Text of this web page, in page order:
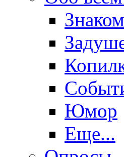
Юмор
Еще...